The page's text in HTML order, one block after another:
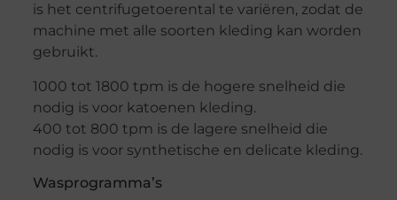
is het centrifugetoerental te variëren, zodat de
machine met alle soorten kleding kan worden
gebruikt.
1000 tot 1800 tpm is de hogere snelheid die
nodig is voor katoenen kleding.
400 tot 800 tpm is de lagere snelheid die
nodig is voor synthetische en delicate kleding.
Wasprogramma’s